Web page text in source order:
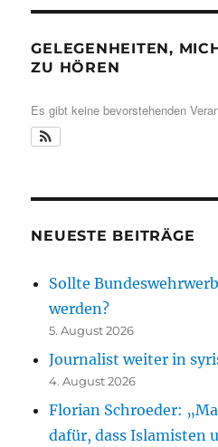
GELEGENHEITEN,
ZU HÖREN
Es gibt keine bevorstehenden
NEUESTE BEITRÄGE
Sollte
werden?
5. August 2026
Journalist weiter in
4. August 2026
Florian Schroeder:
dafür, dass Islamisten